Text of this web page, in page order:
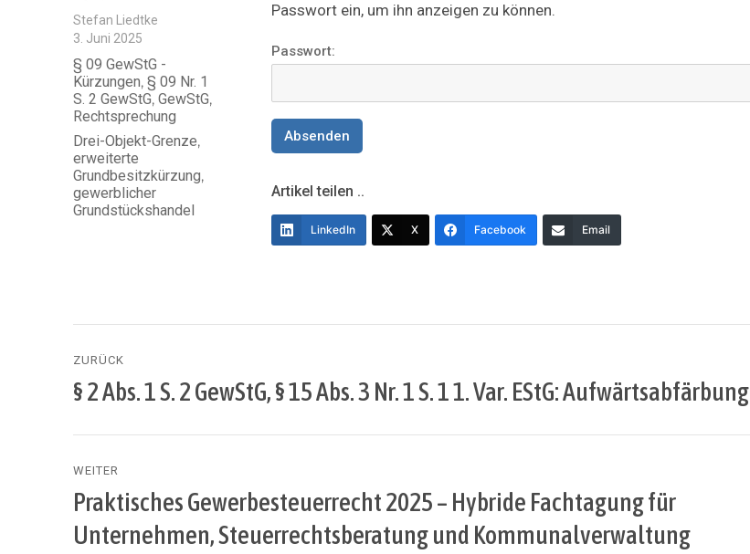
Passwort ein, um ihn anzeigen zu können.
Passwort:
Artikel teilen ..
LinkedIn X Facebook Email
Autor
Stefan Liedtke
Veröffentlicht
am
3. Juni 2025
Kategorien
§ 09 GewStG -
Kürzungen,§ 09 Nr. 1
S. 2 GewStG,GewStG,
Rechtsprechung
Schlagwörter
Drei-Objekt-Grenze,
erweiterte
Grundbesitzkürzung,
gewerblicher
Grundstückshandel
ZURÜCK
Vorheriger
§ 2 Abs. 1 S. 2 GewStG, § 15 Abs. 3 Nr. 1 S. 1 1. Var. EStG: Aufwärtsabfärbung
WEITER
Nächster
Beitrag:
Praktisches Gewerbesteuerrecht 2025 – Hybride Fachtagung für
Unternehmen, Steuerrechtsberatung und Kommunalverwaltung